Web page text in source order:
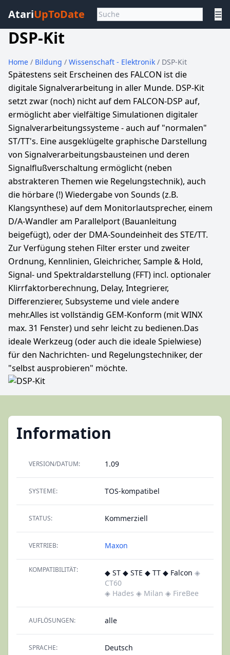
AtariUpToDate ☰
DSP-Kit
Home / Bildung / Wissenschaft - Elektronik / DSP-Kit
Spätestens seit Erscheinen des FALCON ist die
digitale Signalverarbeitung in aller Munde. DSP-Kit
setzt zwar (noch) nicht auf dem FALCON-DSP auf,
ermöglicht aber vielfältige Simulationen digitaler
Signalverarbeitungssysteme - auch auf "normalen"
ST/TT's. Eine ausgeklügelte graphische Darstellung
von Signalverarbeitungsbausteinen und deren
Signalflußverschaltung ermöglicht (neben
abstrakteren Themen wie Regelungstechnik), auch
die hörbare (!) Wiedergabe von Sounds (z.B.
Klangsynthese) auf dem Monitorlautsprecher, einem
D/A-Wandler am Parallelport (Bauanleitung
beigefügt), oder der DMA-Soundeinheit des STE/TT.
Zur Verfügung stehen Filter erster und zweiter
Ordnung, Kennlinien, Gleichricher, Sample & Hold,
Signal- und Spektraldarstellung (FFT) incl. optionaler
Klirrfaktorberechnung, Delay, Integrierer,
Differenzierer, Subsysteme und viele andere
mehr.Alles ist vollständig GEM-Konform (mit WINX
max. 31 Fenster) und sehr leicht zu bedienen.Das
ideale Werkzeug (oder auch die ideale Spielwiese)
für den Nachrichten- und Regelungstechniker, der
"selbst ausprobieren" möchte.
Information
VERSION/DATUM: 1.09
SYSTEME: TOS-kompatibel
STATUS: Kommerziell
VERTRIEB: Maxon
KOMPATIBILITÄT: ◆ ST ◆ STE ◆ TT ◆ Falcon ◈
CT60
◈ Hades ◈ Milan ◈ FireBee
AUFLÖSUNGEN: alle
SPRACHE: Deutsch